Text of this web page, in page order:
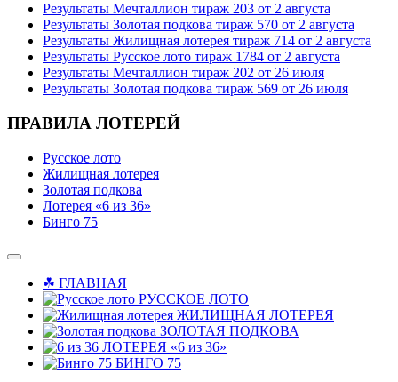
Результаты Мечталлион тираж 203 от 2 августа
Результаты Золотая подкова тираж 570 от 2 августа
Результаты Жилищная лотерея тираж 714 от 2 августа
Результаты Русское лото тираж 1784 от 2 августа
Результаты Мечталлион тираж 202 от 26 июля
Результаты Золотая подкова тираж 569 от 26 июля
ПРАВИЛА ЛОТЕРЕЙ
Русское лото
Жилищная лотерея
Золотая подкова
Лотерея «6 из 36»
Бинго 75
☘ ГЛАВНАЯ
РУССКОЕ ЛОТО
ЖИЛИЩНАЯ ЛОТЕРЕЯ
ЗОЛОТАЯ ПОДКОВА
ЛОТЕРЕЯ «6 из 36»
БИНГО 75